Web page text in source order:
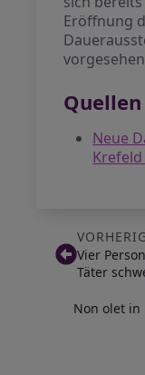
Eröffnung
Quellen
Neue
Vier
Täter
Non olet in